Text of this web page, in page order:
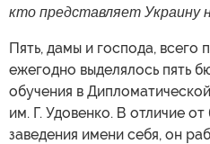
кто представляет Украину
Пять, дамы и господа, всего
ежегодно выделялось пять
обучения в
им. Г. Удовенко. В отличие
заведения имени себя, он